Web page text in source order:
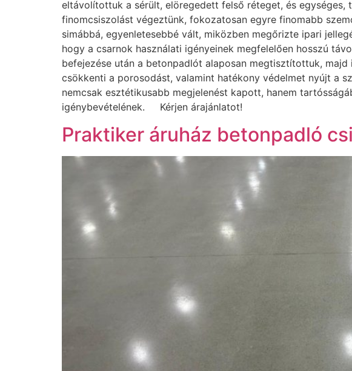
eltávolítottuk a sérült, elöregedett felső réteget, és
finomcsiszolást végeztünk, fokozatosan egyre finomabb
simábbá, egyenletesebbé vált, miközben megőrizte ipari
hogy a csarnok használati igényeinek megfelelően hosszú
befejezése után a betonpadlót alaposan megtisztítottuk,
csökkenti a porosodást, valamint hatékony védelmet nyújt a
nemcsak esztétikusabb megjelenést kapott, hanem
igénybevételének. Kérjen árajánlatot!
Praktiker áruház betonpadló